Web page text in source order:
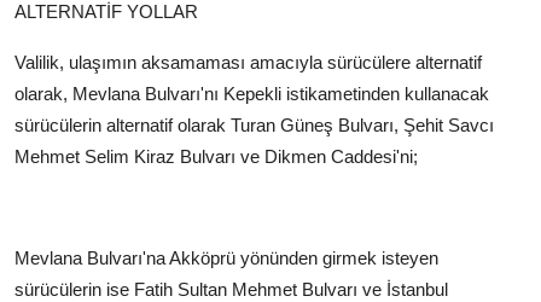
ALTERNATİF YOLLAR
Valilik, ulaşımın aksamaması amacıyla sürücülere alternatif
olarak, Mevlana Bulvarı'nı Kepekli istikametinden kullanacak
sürücülerin alternatif olarak Turan Güneş Bulvarı, Şehit Savcı
Mehmet Selim Kiraz Bulvarı ve Dikmen Caddesi'ni;
Mevlana Bulvarı'na Akköprü yönünden girmek isteyen
sürücülerin ise Fatih Sultan Mehmet Bulvarı ve İstanbul